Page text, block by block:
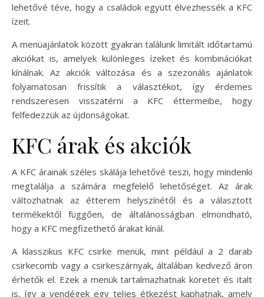
lehetővé téve, hogy a családok együtt élvezhessék a KFC
ízeit.
A menüajánlatok között gyakran találunk limitált időtartamú
akciókat is, amelyek különleges ízeket és kombinációkat
kínálnak. Az akciók változása és a szezonális ajánlatok
folyamatosan frissítik a választékot, így érdemes
rendszeresen visszatérni a KFC éttermeibe, hogy
felfedezzük az újdonságokat.
KFC árak és akciók
A KFC árainak széles skálája lehetővé teszi, hogy mindenki
megtalálja a számára megfelelő lehetőséget. Az árak
változhatnak az étterem helyszínétől és a választott
termékektől függően, de általánosságban elmondható,
hogy a KFC megfizethető árakat kínál.
A klasszikus KFC csirke menük, mint például a 2 darab
csirkecomb vagy a csirkeszárnyak, általában kedvező áron
érhetők el. Ezek a menük tartalmazhatnak köretet és italt
is, így a vendégek egy teljes étkezést kaphatnak, amely